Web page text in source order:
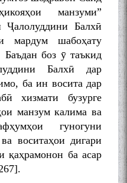
манзуми”
Балхӣ
мардум шабоҳату
Баъдан боз ӯ таъкид
Балхӣ дар
ба ин восита дар
хизмати бузурге
манзум калима ва
гуногуни
воситаҳои дигари
қаҳрамонон ба асар